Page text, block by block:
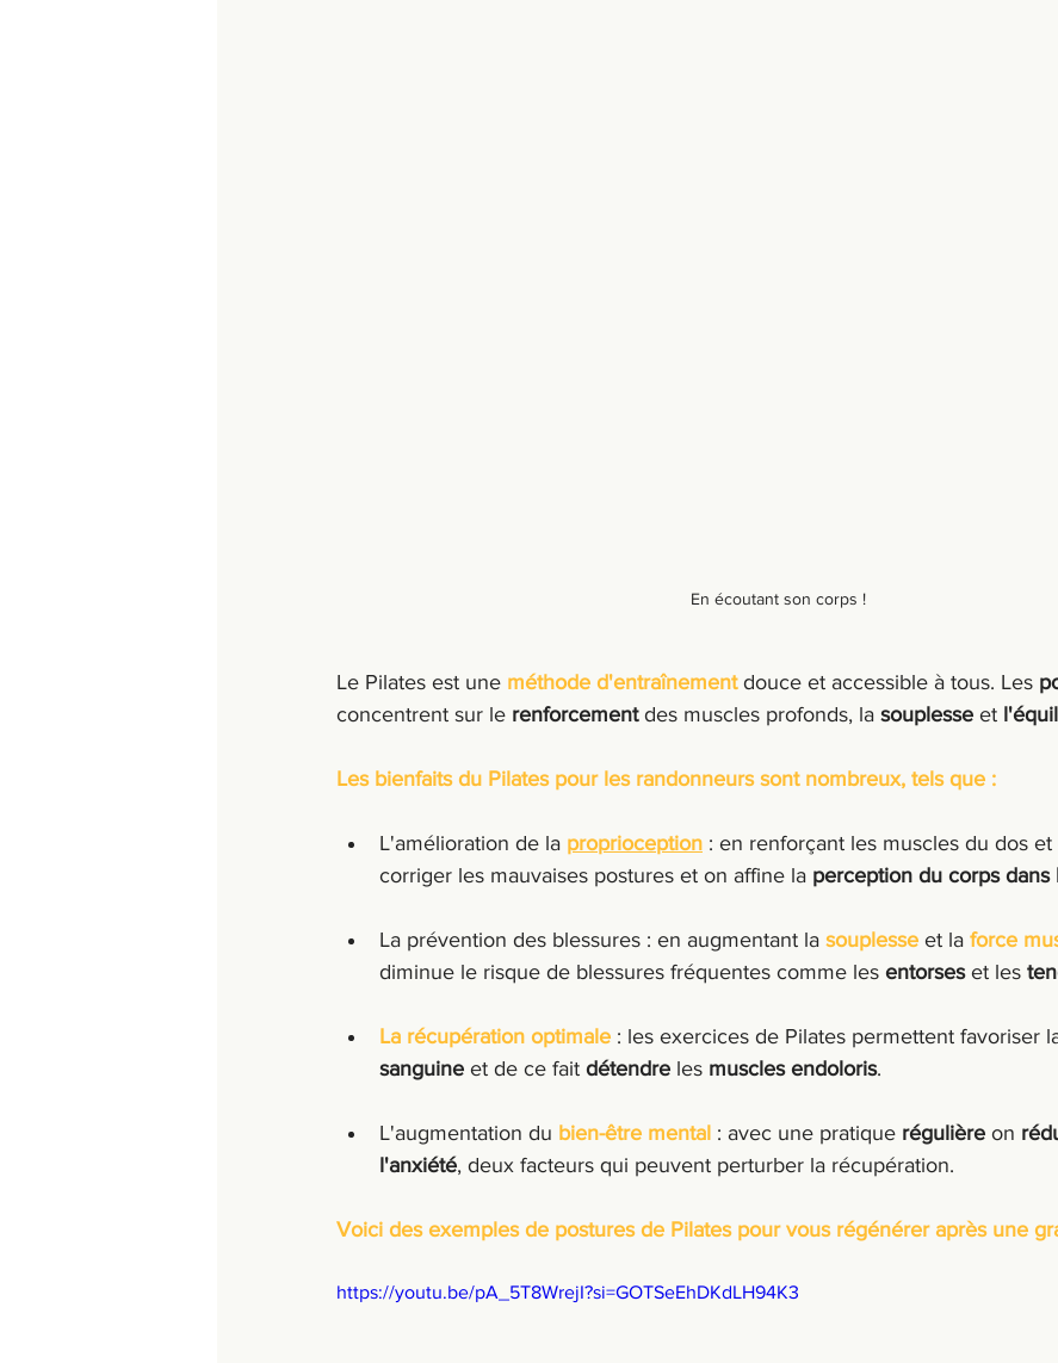
En écoutant son corps !
Le Pilates est une méthode d'entraînement douce et accessible à tous. Les
concentrent sur le renforcement des muscles profonds, la souplesse et
Les bienfaits du Pilates pour les randonneurs sont nombreux, tels que :
L'amélioration de la proprioception : en renforçant les muscles du dos
corriger les mauvaises postures et on affine la perception du corps dans
La prévention des blessures : en augmentant la souplesse et la force
diminue le risque de blessures fréquentes comme les entorses et les
La récupération optimale : les exercices de Pilates permettent favoriser
sanguine et de ce fait détendre les muscles endoloris.
L'augmentation du bien-être mental : avec une pratique régulière on
l'anxiété, deux facteurs qui peuvent perturber la récupération.
Voici des exemples de postures de Pilates pour vous régénérer après une
https://youtu.be/pA_5T8WrejI?si=GOTSeEhDKdLH94K3